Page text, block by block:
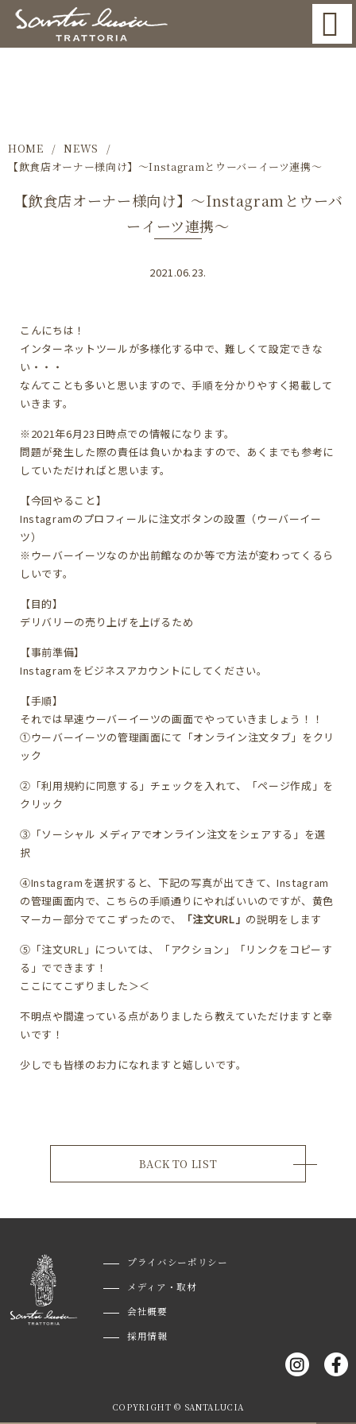
HOME
NEWS
【飲食店オーナー様向け】～Instagramとウーバーイーツ連携～
【飲食店オーナー様向け】～Instagramとウーバ
ーイーツ連携～
2021.06.23.
こんにちは！
インターネットツールが多様化する中で、難しくて設定できな
い・・・
なんてことも多いと思いますので、手順を分かりやすく掲載して
いきます。
※2021年6月23日時点での情報になります。
問題が発生した際の責任は負いかねますので、あくまでも参考に
していただければと思います。
【今回やること】
Instagramのプロフィールに注文ボタンの設置（ウーバーイー
ツ）
※ウーバーイーツなのか出前館なのか等で方法が変わってくるら
しいです。
【目的】
デリバリーの売り上げを上げるため
【事前準備】
Instagramをビジネスアカウントにしてください。
【手順】
それでは早速ウーバーイーツの画面でやっていきましょう！！
①ウーバーイーツの管理画面にて「オンライン注文タブ」をクリ
ック
②「利用規約に同意する」チェックを入れて、「ページ作成」を
クリック
③「ソーシャル メディアでオンライン注文をシェアする」を選
択
④Instagramを選択すると、下記の写真が出てきて、Instagram
の管理画面内で、こちらの手順通りにやればいいのですが、黄色
マーカー部分でてこずったので、
「注文URL」 の説明をします
⑤「注文URL」については、「アクション」「リンクをコピーす
る」でできます！
ここにてこずりました＞＜
不明点や間違っている点がありましたら教えていただけますと幸
いです！
少しでも皆様のお力になれますと嬉しいです。
BACK TO LIST
プライバシーポリシー
メディア・取材
会社概要
採用情報
COPYRIGHT © SANTALUCIA